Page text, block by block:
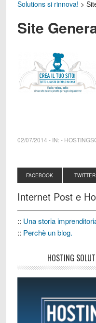
Solutions si rinnova! >
Site
02/07/2014 - IN:-
FACEBOOK TWITTER
Internet Post e
:: Una storia
:: Perchè un blog.
HOSTING